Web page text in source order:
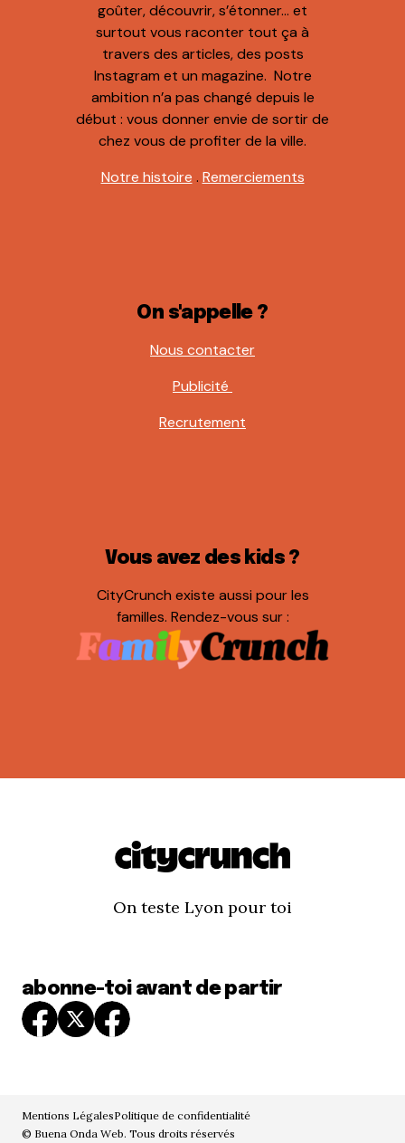
goûter, découvrir, s’étonner… et
surtout vous raconter tout ça à
travers des articles, des posts
Instagram et un magazine. Notre
ambition n’a pas changé depuis le
début : vous donner envie de sortir de
chez vous de profiter de la ville.
Notre histoire . Remerciements
On s'appelle ?
Nous contacter
Publicité
Recrutement
Vous avez des kids ?
CityCrunch existe aussi pour les
familles. Rendez-vous sur :
On teste Lyon pour toi
abonne-toi avant de partir
Mentions LégalesPolitique de confidentialité
© Buena Onda Web. Tous droits réservés